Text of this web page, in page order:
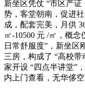
新坐区凭仗 “市区产证
势，客堂朝南，促进
成，配套完美，月供
㎡-10500 元 /㎡，概念
日常舒服度”，新坐区
三房，构成了 “高校
家开设 “四点半讲堂”
内上门查看，无华侈